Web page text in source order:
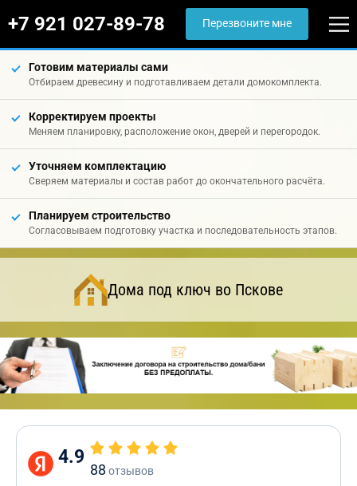
+7 921 027-89-78 Перезвоните мне
Готовим материалы сами
Отбираем древесину и подготавливаем детали домокомплекта.
Корректируем проекты
Меняем планировку, расположение окон, дверей и перегородок.
Уточняем комплектацию
Сверяем материалы и состав работ до окончательного расчёта.
Планируем строительство
Согласовываем подготовку участка и последовательность этапов.
Дома под ключ во Пскове
4.9
88 отзывов